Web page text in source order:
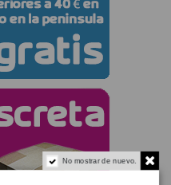
No mostrar de nuevo.